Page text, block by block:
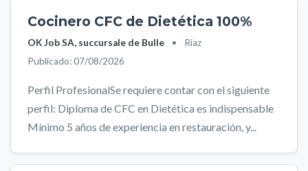
Cocinero CFC de Dietética 100%
OK Job SA, succursale de Bulle •
Riaz
Publicado: 07/08/2026
Perfil ProfesionalSe requiere contar con el siguiente
perfil: Diploma de CFC en Dietética es indispensable
Mínimo 5 años de experiencia en restauración, y...